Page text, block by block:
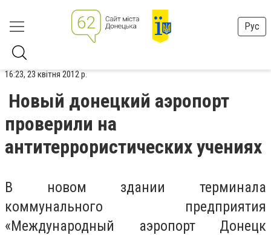
Рус
16:23, 23 квітня 2012 р.
Новый донецкий аэропорт
проверили на
антитеррористических учениях
В новом здании терминала
коммунального предприятия
«Международный аэропорт Донецк